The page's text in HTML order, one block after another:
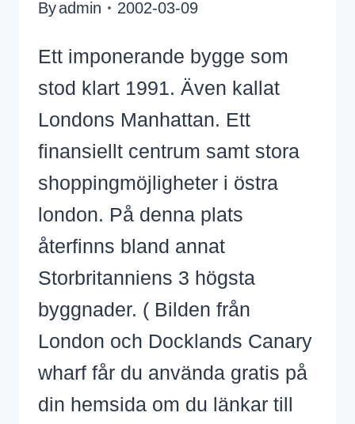
Byadmin 2002-03-09
Ett imponerande bygge som
stod klart 1991. Även kallat
Londons Manhattan. Ett
finansiellt centrum samt stora
shoppingmöjligheter i östra
london. På denna plats
återfinns bland annat
Storbritanniens 3 högsta
byggnader. ( Bilden från
London och Docklands Canary
wharf får du använda gratis på
din hemsida om du länkar till